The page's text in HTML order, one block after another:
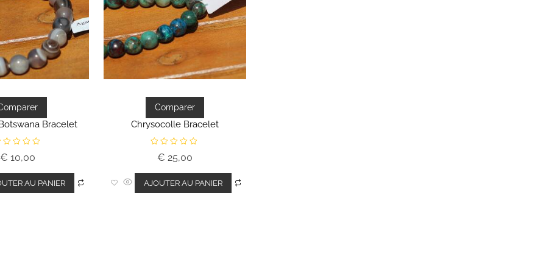
Bracelet
€ 10,00
AU PANIER
Comparer
Chrysocolle Bracelet
e
0
s
u
€ 25,00
AJOUTER AU PANIER